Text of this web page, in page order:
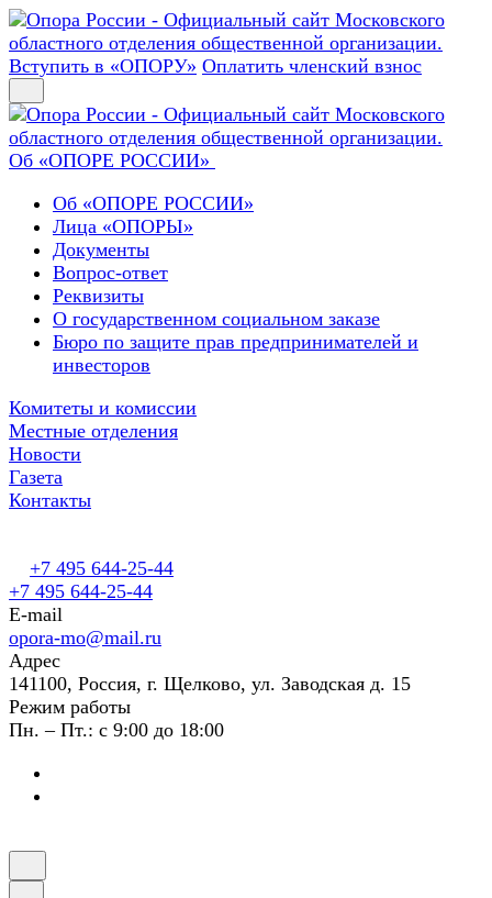
Вступить в «ОПОРУ» Оплатить членский взнос
Об «ОПОРЕ РОССИИ»
Об «ОПОРЕ РОССИИ»
Лица «ОПОРЫ»
Документы
Вопрос-ответ
Реквизиты
О государственном социальном заказе
Бюро по защите прав предпринимателей и
инвесторов
Комитеты и комиссии
Местные отделения
Новости
Газета
Контакты
+7 495 644-25-44
+7 495 644-25-44
E-mail
opora-mo@mail.ru
Адрес
141100, Россия, г. Щелково, ул. Заводская д. 15
Режим работы
Пн. – Пт.: с 9:00 до 18:00